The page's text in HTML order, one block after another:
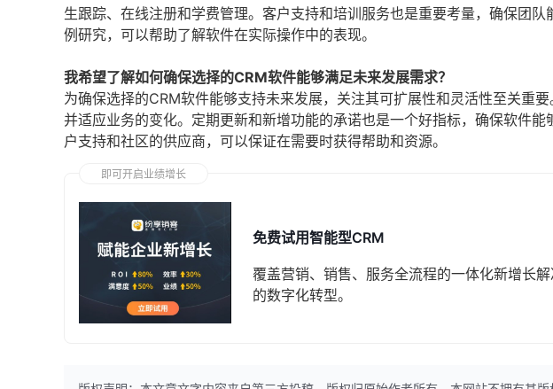
生跟踪、在线注册和学费管理。客户支持和培训服务也是重要考量，确保团
例研究，可以帮助了解软件在实际操作中的表现。
我希望了解如何确保选择的CRM软件能够满足未来发展需求？
为确保选择的CRM软件能够支持未来发展，关注其可扩展性和灵活性至关重
并适应业务的变化。定期更新和新增功能的承诺也是一个好指标，确保软件
户支持和社区的供应商，可以保证在需要时获得帮助和资源。
即可开启业绩增长
免费试用智能型CRM
覆盖营销、销售、服务全流程的一体化新增长
的数字化转型。